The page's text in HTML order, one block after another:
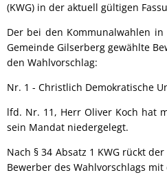
(KWG) in der aktuell gültigen
Der bei den Kommunalwahlen
Gemeinde Gilserberg gewählte
den Wahlvorschlag:
Nr. 1 - Christlich Demokratische
lfd. Nr. 11, Herr Oliver Koch hat
sein Mandat niedergelegt.
Nach § 34 Absatz 1 KWG rückt
Bewerber des Wahlvorschlags mit